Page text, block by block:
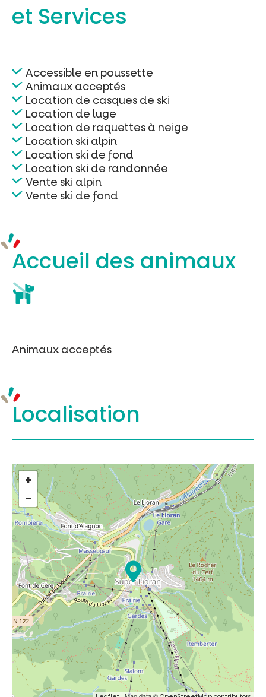
et Services
Accessible en poussette
Animaux acceptés
Location de casques de ski
Location de luge
Location de raquettes à neige
Location ski alpin
Location ski de fond
Location ski de randonnée
Vente ski alpin
Vente ski de fond
Accueil des animaux
Animaux acceptés
Localisation
+
−